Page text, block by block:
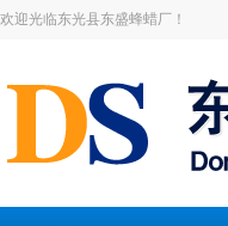
欢迎光临东光县东盛蜂蜡厂！